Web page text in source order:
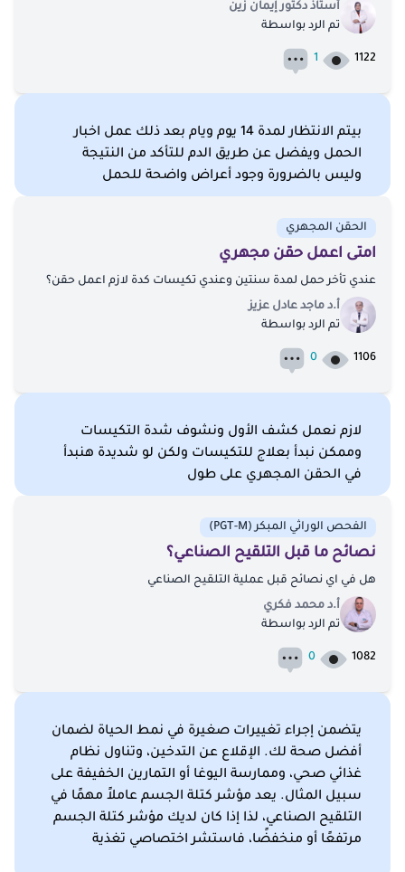
أستاذ دكتور إيمان زين
تم الرد بواسطة
1122
1
بيتم الانتظار لمدة 14 يوم ويام بعد ذلك عمل اخبار
الحمل ويفضل عن طريق الدم للتأكد من النتيجة
وليس بالضرورة وجود أعراض واضحة للحمل
الحقن المجهري
امتى اعمل حقن مجهري
عندي تأخر حمل لمدة سنتين وعندي تكيسات كدة لازم اعمل حقن؟
أ.د ماجد عادل عزيز
تم الرد بواسطة
1106
0
لازم نعمل كشف الأول ونشوف شدة التكيسات
وممكن نبدأ بعلاج للتكيسات ولكن لو شديدة هنبدأ
في الحقن المجهري على طول
الفحص الوراثي المبكر (PGT-M)
نصائح ما قبل التلقيح الصناعي؟
هل في اي نصائح قبل عملية التلقيح الصناعي
أ.د محمد فكري
تم الرد بواسطة
1082
0
يتضمن إجراء تغييرات صغيرة في نمط الحياة لضمان
أفضل صحة لك. الإقلاع عن التدخين، وتناول نظام
غذائي صحي، وممارسة اليوغا أو التمارين الخفيفة على
سبيل المثال. يعد مؤشر كتلة الجسم عاملاً مهمًا في
التلقيح الصناعي، لذا إذا كان لديك مؤشر كتلة الجسم
مرتفعًا أو منخفضًا، فاستشر اختصاصي تغذية